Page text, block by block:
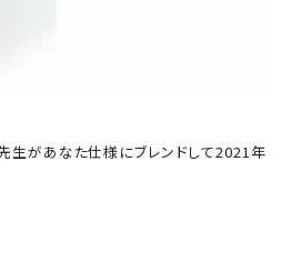
生があなた仕様にブレンドして2021年